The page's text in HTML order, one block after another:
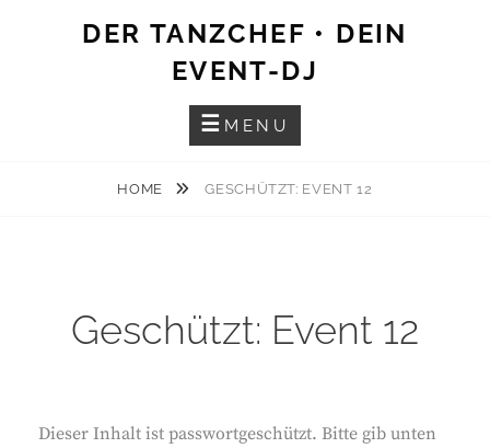
DER TANZCHEF • DEIN
EVENT-DJ
MENU
HOME GESCHÜTZT: EVENT 12
Geschützt: Event 12
Dieser Inhalt ist passwortgeschützt. Bitte gib unten